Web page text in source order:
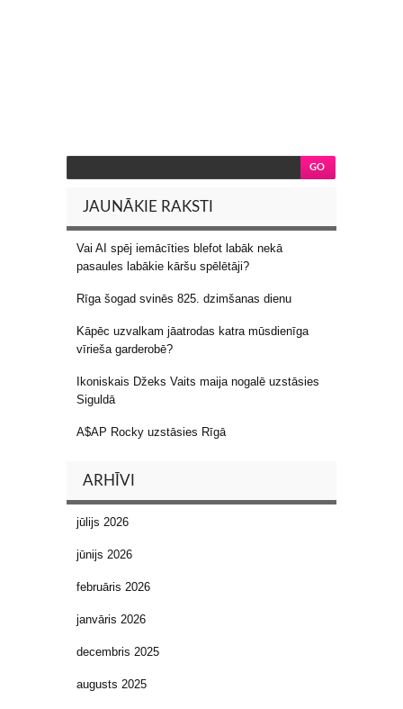
JAUNĀKIE RAKSTI
Vai AI spēj iemācīties blefot labāk nekā
pasaules labākie kāršu spēlētāji?
Rīga šogad svinēs 825. dzimšanas dienu
Kāpēc uzvalkam jāatrodas katra mūsdienīga
vīrieša garderobē?
Ikoniskais Džeks Vaits maija nogalē uzstāsies
Siguldā
A$AP Rocky uzstāsies Rīgā
ARHĪVI
jūlijs 2026
jūnijs 2026
februāris 2026
janvāris 2026
decembris 2025
augusts 2025